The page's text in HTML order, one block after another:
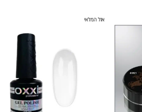
אזל המלאי